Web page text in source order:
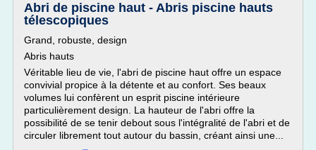
Abri de piscine haut - Abris piscine hauts
télescopiques
Grand, robuste, design
Abris hauts
Véritable lieu de vie, l'abri de piscine haut offre un espace
convivial propice à la détente et au confort. Ses beaux
volumes lui confèrent un esprit piscine intérieure
particulièrement design. La hauteur de l'abri offre la
possibilité de se tenir debout sous l'intégralité de l'abri et de
circuler librement tout autour du bassin, créant ainsi une...